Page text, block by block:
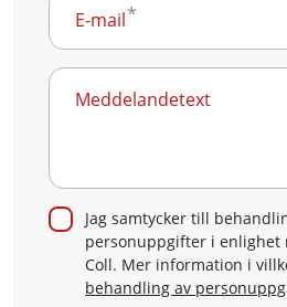
E-mail
Meddelandetext
Jag samtycker till
personuppgifter i enlighet
Coll. Mer information i
behandling av